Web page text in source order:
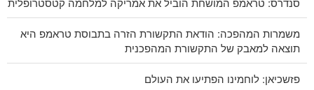
משמרות המהפכה: הודאת התקשורת הזרה בתבוסת טראמפ היא
תוצאה למאבק של התקשורת המהפכנית
פזשכיאן: לוחמינו הפתיעו את העולם